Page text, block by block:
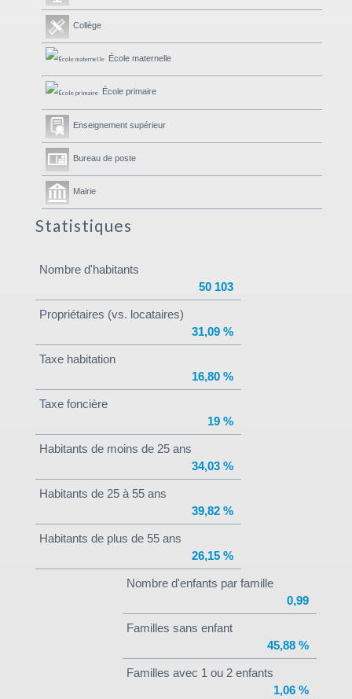
Collège
École maternelle
École primaire
Enseignement supérieur
Bureau de poste
Mairie
Statistiques
Nombre d'habitants
50 103
Propriétaires (vs. locataires)
31,09 %
Taxe habitation
16,80 %
Taxe foncière
19 %
Habitants de moins de 25 ans
34,03 %
Habitants de 25 à 55 ans
39,82 %
Habitants de plus de 55 ans
26,15 %
Nombre d'enfants par famille
0,99
Familles sans enfant
45,88 %
Familles avec 1 ou 2 enfants
1,06 %